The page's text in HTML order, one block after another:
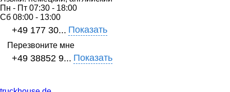
Пн - Пт 07:30 - 18:00
Сб 08:00 - 13:00
+49 177 30... Показать
Перезвоните мне
+49 38852 9... Показать